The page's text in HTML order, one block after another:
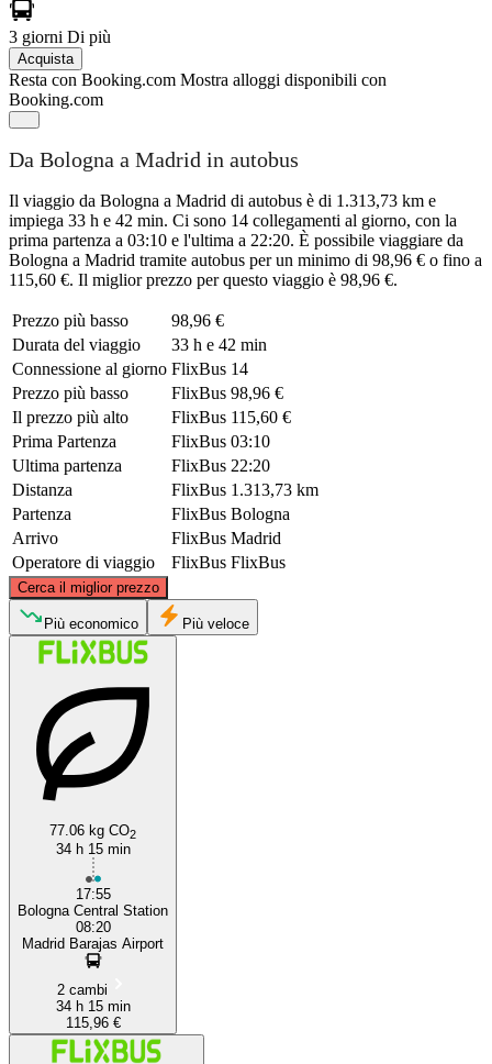
3 giorni Di più
Acquista
Resta con Booking.com Mostra alloggi disponibili con
Booking.com
Da Bologna a Madrid in autobus
Il viaggio da Bologna a Madrid di autobus è di 1.313,73 km e
impiega 33 h e 42 min. Ci sono 14 collegamenti al giorno, con la
prima partenza a 03:10 e l'ultima a 22:20. È possibile viaggiare da
Bologna a Madrid tramite autobus per un minimo di 98,96 € o fino a
115,60 €. Il miglior prezzo per questo viaggio è 98,96 €.
Prezzo più basso
98,96 €
Durata del viaggio
33 h e 42 min
Connessione al giorno FlixBus 14
Prezzo più basso
FlixBus 98,96 €
Il prezzo più alto
FlixBus 115,60 €
Prima Partenza
FlixBus 03:10
Ultima partenza
FlixBus 22:20
Distanza
FlixBus 1.313,73 km
Partenza
FlixBus Bologna
Arrivo
FlixBus Madrid
Operatore di viaggio
FlixBus FlixBus
Cerca il miglior prezzo
Madrid
©CARTO
Più economico Più veloce
77.06 kg CO2
34 h 15 min
17:55
Bologna Central Station
08:20
Madrid Barajas Airport
2 cambi
34 h 15 min
115,96 €